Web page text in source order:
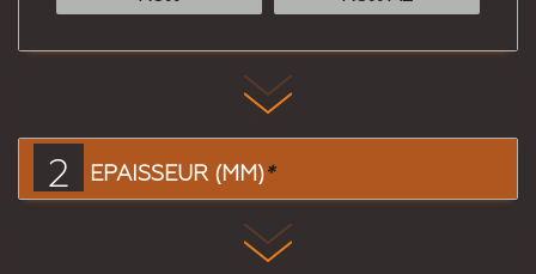
2 EPAISSEUR (MM)*